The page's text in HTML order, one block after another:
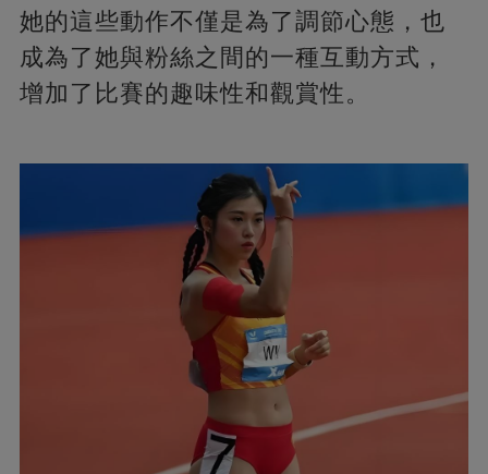
她的這些動作不僅是為了調節心態，也
成為了她與粉絲之間的一種互動方式，
增加了比賽的趣味性和觀賞性。